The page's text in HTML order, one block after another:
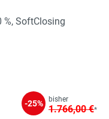
SoftClosing
-25% bisher
1.766,00 €*